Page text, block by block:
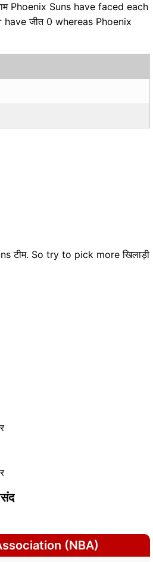
Phoenix Suns have faced each
जीत 0 whereas Phoenix
टीम. So try to pick more खिलाड़ी
(NBA)